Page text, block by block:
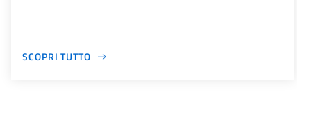
SCOPRI TUTTO